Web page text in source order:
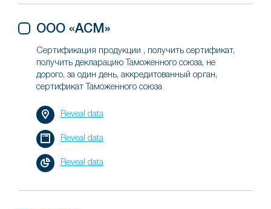
ООО «АСМ»
Сертификация продукции , получить сертификат,
получить декларацию Таможенного союза, не
дорого, за один день, аккредитованный орган,
сертификат Таможенного союза
Reveal data
Reveal data
Reveal data